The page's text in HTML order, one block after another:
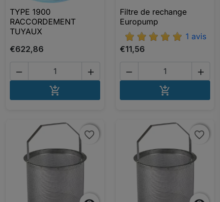
TYPE 1900
RACCORDEMENT
TUYAUX
€622,86
 

Filtre de rechange
Europump
1 avis
€11,56
 

favorite_border
favorite_border favorite_border
favorite_border